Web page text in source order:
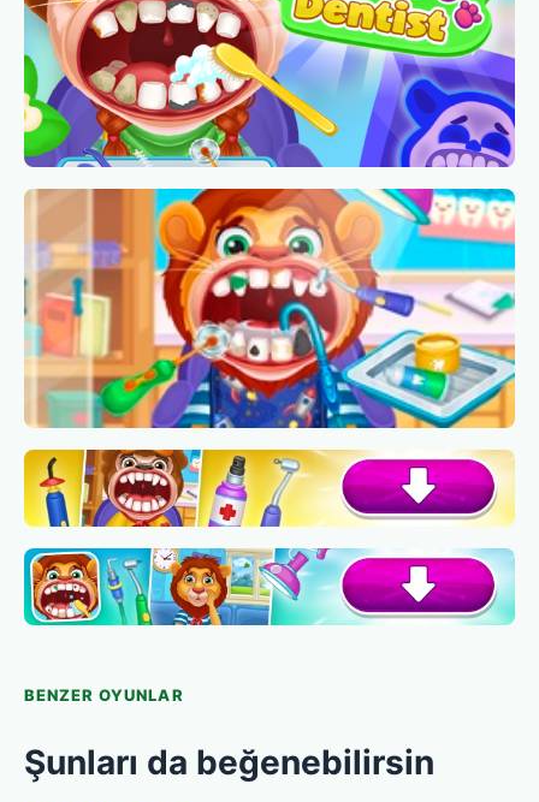
BENZER OYUNLAR
Şunları da beğenebilirsin